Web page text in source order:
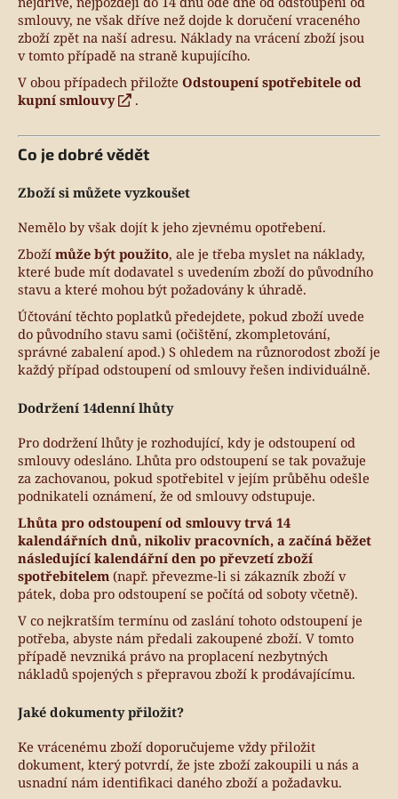
smlouvy, ne však dříve než dojde k doručení vraceného
zboží zpět na naší adresu. Náklady na vrácení zboží jsou
v tomto případě na straně kupujícího.
V obou případech přiložte Odstoupení spotřebitele od
kupní smlouvy
.
Co je dobré vědět
Zboží si můžete vyzkoušet
Nemělo by však dojít k jeho zjevnému opotřebení.
Zboží může být použito, ale je třeba myslet na náklady,
které bude mít dodavatel s uvedením zboží do původního
stavu a které mohou být požadovány k úhradě.
Účtování těchto poplatků předejdete, pokud zboží uvede
do původního stavu sami (očištění, zkompletování,
správné zabalení apod.) S ohledem na různorodost zboží je
každý případ odstoupení od smlouvy řešen individuálně.
Dodržení 14denní lhůty
Pro dodržení lhůty je rozhodující, kdy je odstoupení od
smlouvy odesláno. Lhůta pro odstoupení se tak považuje
za zachovanou, pokud spotřebitel v jejím průběhu odešle
podnikateli oznámení, že od smlouvy odstupuje.
Lhůta pro odstoupení od smlouvy trvá 14
kalendářních dnů, nikoliv pracovních, a začíná běžet
následující kalendářní den po převzetí zboží
spotřebitelem (např. převezme-li si zákazník zboží v
pátek, doba pro odstoupení se počítá od soboty včetně).
V co nejkratším termínu od zaslání tohoto odstoupení je
potřeba, abyste nám předali zakoupené zboží. V tomto
případě nevzniká právo na proplacení nezbytných
nákladů spojených s přepravou zboží k prodávajícímu.
Jaké dokumenty přiložit?
Ke vrácenému zboží doporučujeme vždy přiložit
dokument, který potvrdí, že jste zboží zakoupili u nás a
usnadní nám identifikaci daného zboží a požadavku.
r
u
č
j
e
m
e